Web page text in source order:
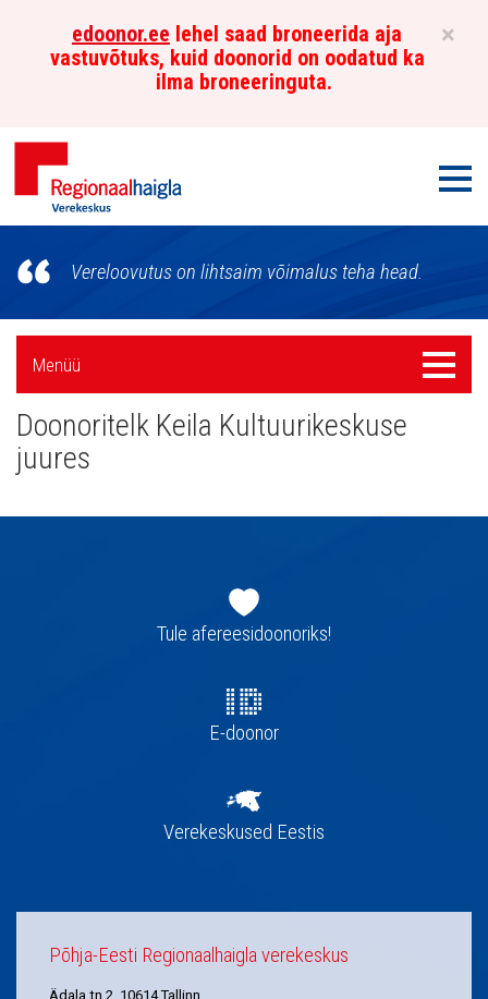
×
edoonor.ee lehel saad broneerida aja
vastuvõtuks, kuid doonorid on oodatud ka
ilma broneeringuta.
Põhja-
Eesti
Regionaalhaigla
Verekeskus
Vereloovutus on lihtsaim võimalus teha head.
Külgpaani
navigatsioon
Menüü
Menüü
Doonoritelk Keila Kultuurikeskuse
juures
navigatsioonTule afereesidoonoriks!
E-doonor
Verekeskused Eestis
Põhja-Eesti Regionaalhaigla verekeskus
Ädala tn 2, 10614 Tallinn